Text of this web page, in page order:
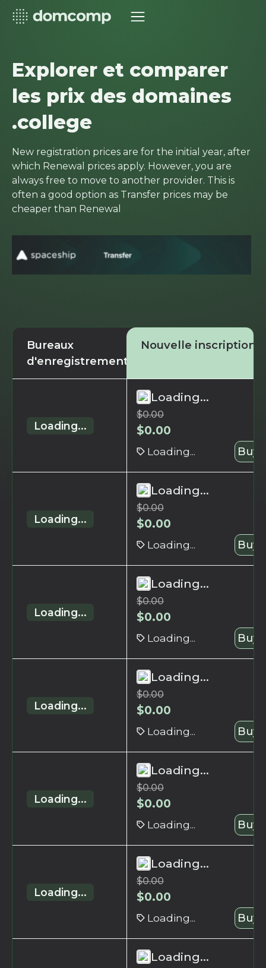
Explorer et comparer
les prix des domaines
.college
New registration prices are for the initial year, after
which Renewal prices apply. However, you are
always free to move to another provider. This is
often a good option as Transfer prices may be
cheaper than Renewal
Bureaux
d'enregistrement
Nouvelle inscription
Loading...
Loading...
$0.00
$0.00
Loading... Buy
Loading...
Loading...
$0.00
$0.00
Loading... Buy
Loading...
Loading...
$0.00
$0.00
Loading... Buy
Loading...
Loading...
$0.00
$0.00
Loading... Buy
Loading...
Loading...
$0.00
$0.00
Loading... Buy
Loading...
Loading...
$0.00
$0.00
Loading... Buy
Loading...